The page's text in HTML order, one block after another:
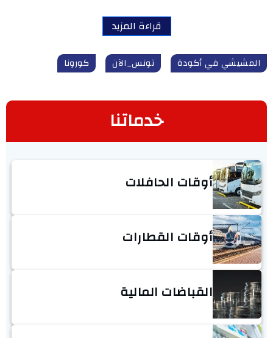
قراءة المزيد
المشيشي في أكودة تونس_الآن كورونا
خدماتنا
أوقات الحافلات
أوقات القطارات
القباضات المالية